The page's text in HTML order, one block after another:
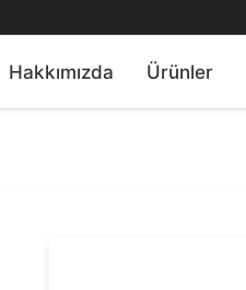
Hakkımızda Ürünler